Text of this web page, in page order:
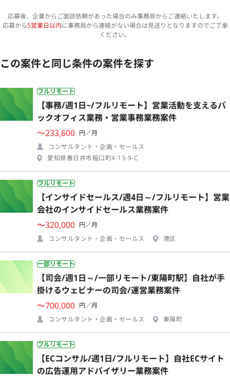
応募後、企業からご面談依頼があった場合のみ事務局からご連絡いたします。
応募から5営業日以内に事務局から連絡がない場合は見送りとなりますのでご了承
ください。
この案件と同じ条件の案件を探す
フルリモート
【事務/週1日~/フルリモート】営業活動を支えるバ
ックオフィス業務・営業事務業務案件
〜233,600 円／月
コンサルタント・企画・セールス
愛知県春日井市稲口町4-13-9-C
フルリモート
【インサイドセールス/週4日～/フルリモート】営業
会社のインサイドセールス業務案件
〜320,000 円／月
コンサルタント・企画・セールス
港区
一部リモート
【司会/週1日～/一部リモート/東陽町駅】自社が手
掛けるウェビナーの司会/運営業務案件
〜700,000 円／月
コンサルタント・企画・セールス
東陽町
フルリモート
【ECコンサル/週1日/フルリモート】自社ECサイト
の広告運用アドバイザリー業務案件